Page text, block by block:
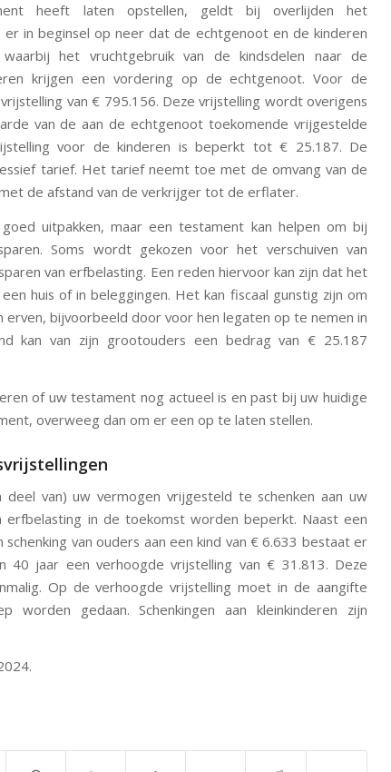
heeft laten opstellen, geldt bij overlijden het
in beginsel op neer dat de echtgenoot en de kinderen
het vruchtgebruik van de kindsdelen naar de
krijgen een vordering op de echtgenoot. Voor de
van € 795.156. Deze vrijstelling wordt overigens
van de aan de echtgenoot toekomende vrijgestelde
voor de kinderen is beperkt tot € 25.187. De
tarief. Het tarief neemt toe met de omvang van de
de afstand van de verkrijger tot de erflater.
uitpakken, maar een testament kan helpen om bij
Soms wordt gekozen voor het verschuiven van
van erfbelasting. Een reden hiervoor kan zijn dat het
huis of in beleggingen. Het kan fiscaal gunstig zijn om
erven, bijvoorbeeld door voor hen legaten op te nemen in
kan van zijn grootouders een bedrag van € 25.187
of uw testament nog actueel is en past bij uw huidige
overweeg dan om er een op te laten stellen.
van) uw vermogen vrijgesteld te schenken aan uw
erfbelasting in de toekomst worden beperkt. Naast een
van ouders aan een kind van € 6.633 bestaat er
40 jaar een verhoogde vrijstelling van € 31.813. Deze
Op de verhoogde vrijstelling moet in de aangifte
worden gedaan. Schenkingen aan kleinkinderen zijn